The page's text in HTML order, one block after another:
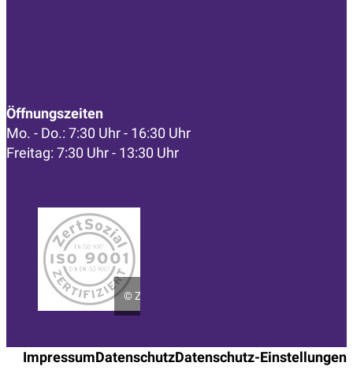
Öffnungszeiten
Mo. - Do.: 7:30 Uhr - 16:30 Uhr
Freitag: 7:30 Uhr - 13:30 Uhr
©ZertSozial
ImpressumDatenschutzDatenschutz-Einstellungen